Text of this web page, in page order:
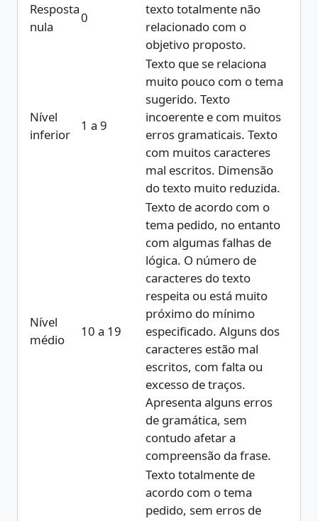
Resposta
nula
0
texto totalmente não
relacionado com o
objetivo proposto.
Nível
inferior
1 a 9
Texto que se relaciona
muito pouco com o tema
sugerido. Texto
incoerente e com muitos
erros gramaticais. Texto
com muitos caracteres
mal escritos. Dimensão
do texto muito reduzida.
Nível
médio
10 a 19
Texto de acordo com o
tema pedido, no entanto
com algumas falhas de
lógica. O número de
caracteres do texto
respeita ou está muito
próximo do mínimo
especificado. Alguns dos
caracteres estão mal
escritos, com falta ou
excesso de traços.
Apresenta alguns erros
de gramática, sem
contudo afetar a
compreensão da frase.
Texto totalmente de
acordo com o tema
pedido, sem erros de